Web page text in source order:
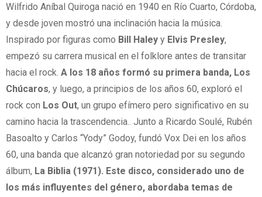
Wilfrido Aníbal Quiroga nació en 1940 en Río Cuarto, Córdoba,
y desde joven mostró una inclinación hacia la música.
Inspirado por figuras como Bill Haley y Elvis Presley,
empezó su carrera musical en el folklore antes de transitar
hacia el rock. A los 18 años formó su primera banda, Los
Chúcaros, y luego, a principios de los años 60, exploró el
rock con Los Out, un grupo efímero pero significativo en su
camino hacia la trascendencia.. Junto a Ricardo Soulé, Rubén
Basoalto y Carlos “Yody” Godoy, fundó Vox Dei en los años
60, una banda que alcanzó gran notoriedad por su segundo
álbum, La Biblia (1971). Este disco, considerado uno de
los más influyentes del género, abordaba temas de